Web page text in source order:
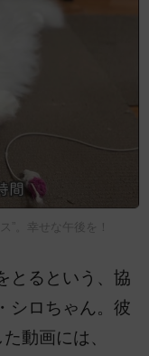
”。幸せな午後を！
とるという、協
シロちゃん。彼
動画には、